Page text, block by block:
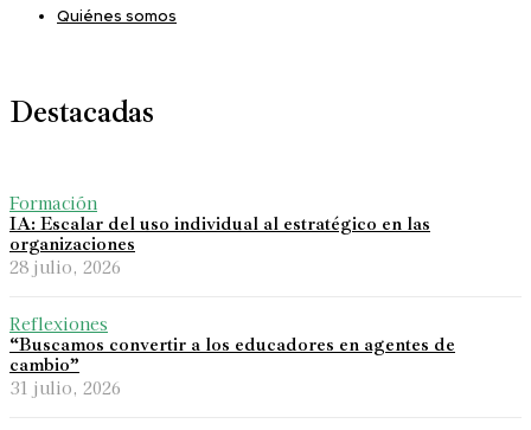
Quiénes somos
Destacadas
Formación
IA: Escalar del uso individual al estratégico en las
organizaciones
28 julio, 2026
Reflexiones
“Buscamos convertir a los educadores en agentes de
cambio”
31 julio, 2026